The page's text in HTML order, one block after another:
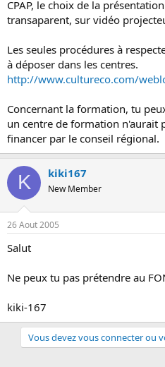
CPAP, le choix de la
transaparent, sur vidéo
Les seules procédures à
à déposer dans les centres.
http://www.cultureco.com/
Concernant la formation, tu
un centre de formation n'aurait
financer par le conseil régional.
K kiki167
New Member
26 Aout 2005
Salut
Ne peux tu pas prétendre au
kiki-167
Vous devez vous connecter ou